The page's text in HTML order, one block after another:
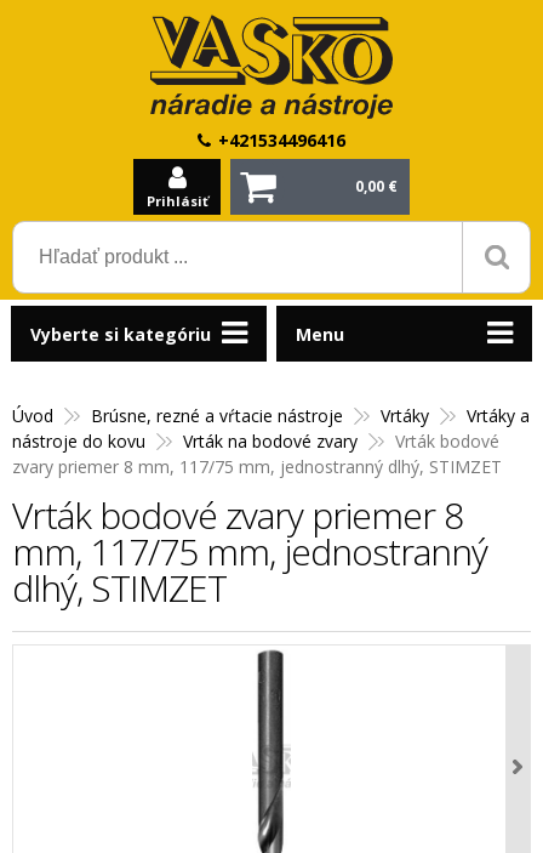
+421534496416
Prihlásiť
0,00 €
Úvod Brúsne, rezné a vŕtacie nástroje Vrtáky
Vrtáky a
nástroje do kovu
Vrták na bodové zvary
Vrták bodové
zvary priemer 8 mm, 117/75 mm, jednostranný dlhý, STIMZET
Vrták bodové zvary priemer 8
mm, 117/75 mm, jednostranný
dlhý, STIMZET
Vyberte si kategóriu Menu